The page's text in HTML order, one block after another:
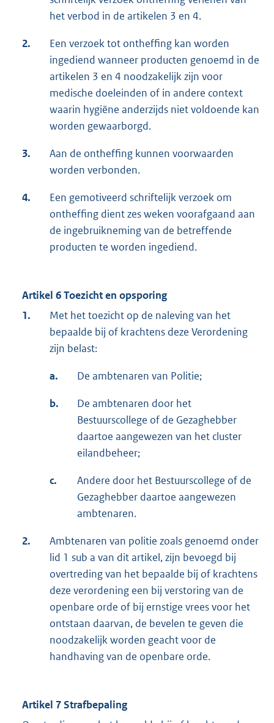
het verbod in de artikelen 3 en 4.
2.
Een verzoek tot ontheffing kan worden
ingediend wanneer producten genoemd in de
artikelen 3 en 4 noodzakelijk zijn voor
medische doeleinden of in andere context
waarin hygiëne anderzijds niet voldoende kan
worden gewaarborgd.
3.
Aan de ontheffing kunnen voorwaarden
worden verbonden.
4.
Een gemotiveerd schriftelijk verzoek om
ontheffing dient zes weken voorafgaand aan
de ingebruikneming van de betreffende
producten te worden ingediend.
Artikel 6 Toezicht en opsporing
1.
Met het toezicht op de naleving van het
bepaalde bij of krachtens deze Verordening
zijn belast:
a. De ambtenaren van Politie;
b.
De ambtenaren door het
Bestuurscollege of de Gezaghebber
daartoe aangewezen van het cluster
eilandbeheer;
c.
Andere door het Bestuurscollege of de
Gezaghebber daartoe aangewezen
ambtenaren.
2.
Ambtenaren van politie zoals genoemd onder
lid 1 sub a van dit artikel, zijn bevoegd bij
overtreding van het bepaalde bij of krachtens
deze verordening een bij verstoring van de
openbare orde of bij ernstige vrees voor het
ontstaan daarvan, de bevelen te geven die
noodzakelijk worden geacht voor de
handhaving van de openbare orde.
Artikel 7 Strafbepaling